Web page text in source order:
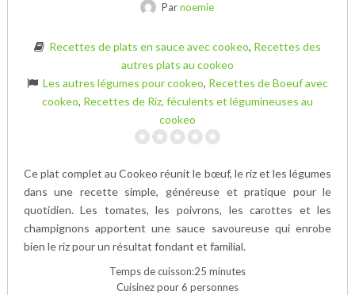
Parnoemie
Recettes de plats en sauce avec cookeo, Recettes des
autres plats au cookeo
Les autres légumes pour cookeo, Recettes de Boeuf avec
cookeo, Recettes de Riz, féculents et légumineuses au
cookeo
Ce plat complet au Cookeo réunit le bœuf, le riz et les légumes
dans une recette simple, généreuse et pratique pour le
quotidien. Les tomates, les poivrons, les carottes et les
champignons apportent une sauce savoureuse qui enrobe
bien le riz pour un résultat fondant et familial.
Temps de cuisson:25 minutes
Cuisinez pour 6 personnes